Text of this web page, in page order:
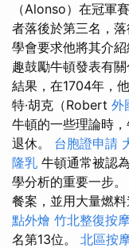
（Alonso）在冠軍
者落後於第三名，
學會要求他將其介
趣鼓勵牛頓發表有關
結果，在1704年，
特·胡克（Robert 外
牛頓的一些理論時
退休。 台胞證申請
隆乳 牛頓通常被認
學分析的重要一步
餐案，並用大量燃
點外燴 竹北整復按
名第13位。 北區按